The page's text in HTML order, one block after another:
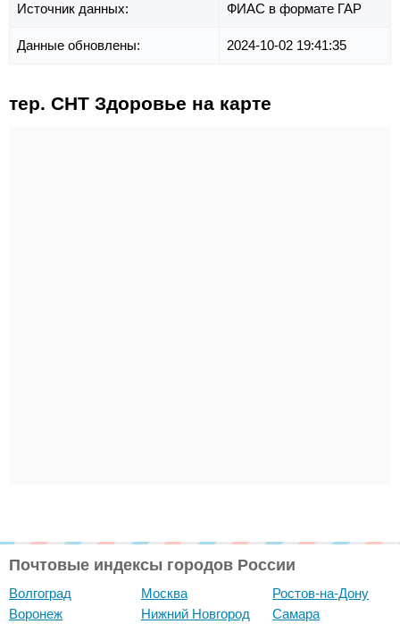
Источник данных: ФИАС в формате ГАР
Данные обновлены: 2024-10-02 19:41:35
тер. СНТ Здоровье на карте
Почтовые индексы городов России
Волгоград
Воронеж
Москва
Нижний Новгород
Ростов-на-Дону
Самара